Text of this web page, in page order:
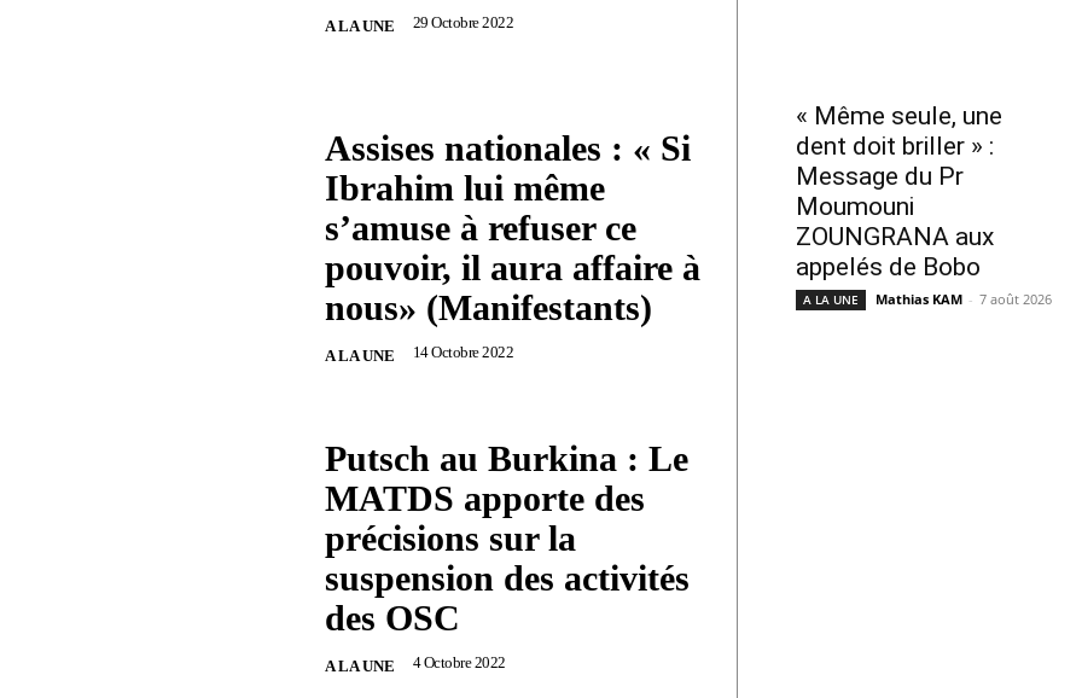
A LA UNE 29 Octobre 2022
Assises nationales : « Si
Ibrahim lui même
s’amuse à refuser ce
pouvoir, il aura affaire à
nous» (Manifestants)
A LA UNE 14 Octobre 2022
Putsch au Burkina : Le
MATDS apporte des
précisions sur la
suspension des activités
des OSC
A LA UNE 4 Octobre 2022
« Même seule, une
dent doit briller » :
Message du Pr
Moumouni
ZOUNGRANA aux
appelés de Bobo
A LA UNE Mathias KAM - 7 août 2026